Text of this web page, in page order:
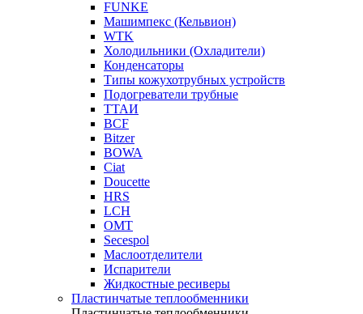
FUNKE
Машимпекс (Кельвион)
WTK
Холодильники (Охладители)
Конденсаторы
Типы кожухотрубных устройств
Подогреватели трубные
ТТАИ
BCF
Bitzer
BOWA
Ciat
Doucette
HRS
LCH
OMT
Secespol
Маслоотделители
Испарители
Жидкостные ресиверы
Пластинчатые теплообменники